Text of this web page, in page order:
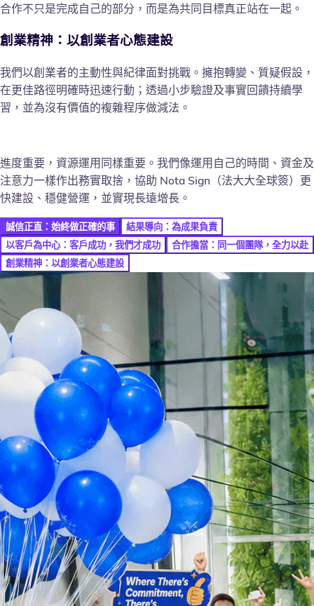
合作不只是完成自己的部分，而是為共同目標真正站在一起。
創業精神：以創業者心態建設
我們以創業者的主動性與紀律面對挑戰。擁抱轉變、質疑假設，
在更佳路徑明確時迅速行動；透過小步驗證及事實回饋持續學
習，並為沒有價值的複雜程序做減法。
進度重要，資源運用同樣重要。我們像運用自己的時間、資金及
注意力一樣作出務實取捨，協助 Nota Sign（法大大全球簽）更
快建設、穩健營運，並實現長遠增長。
誠信正直：始終做正確的事
結果導向：為成果負責
以客戶為中心：客戶成功，我們才成功
合作擔當：同一個團隊，全力以赴
創業精神：以創業者心態建設